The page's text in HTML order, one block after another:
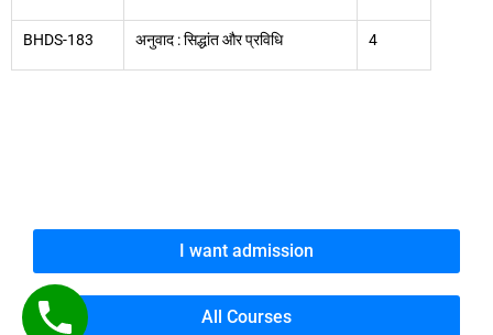
BHDS-183 अनुवाद : सिद्धांत और प्रविधि 4
I want admission
All Courses